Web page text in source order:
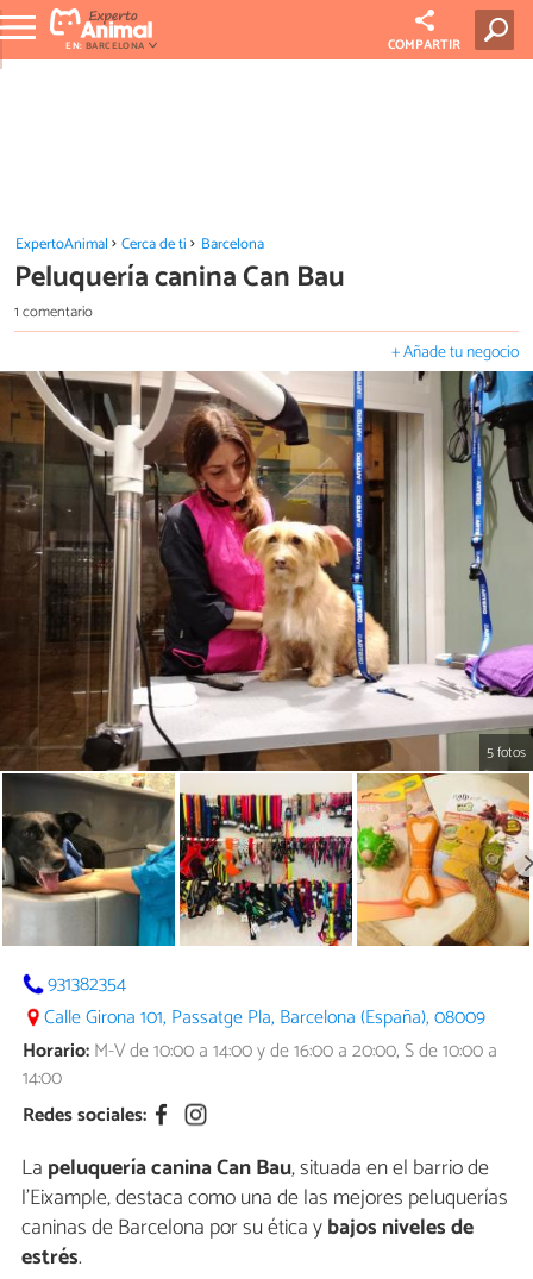
EN: BARCELONA COMPARTIR
ExpertoAnimal Cerca de ti Barcelona
Peluquería canina Can Bau
1 comentario
+ Añade tu negocio
5 fotos
931382354
Calle Girona 101, Passatge Pla, Barcelona (España), 08009
Horario:M-V de 10:00 a 14:00 y de 16:00 a 20:00, S de 10:00 a
14:00
Redes sociales:
La peluquería canina Can Bau, situada en el barrio de
l'Eixample, destaca como una de las mejores peluquerías
caninas de Barcelona por su ética ybajos niveles de
estrés.